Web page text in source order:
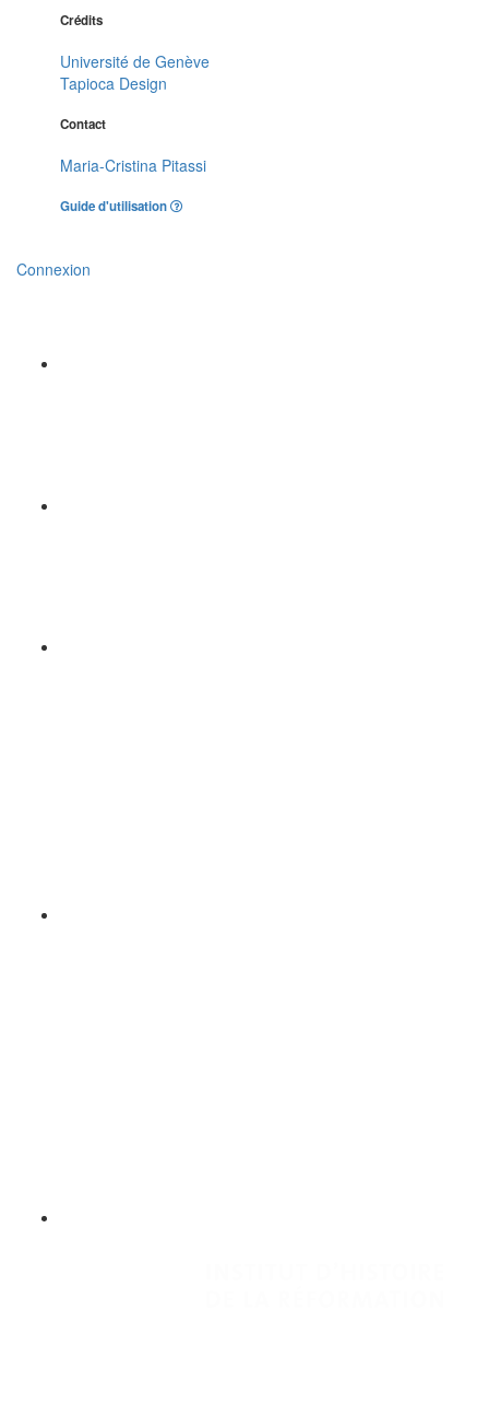
Crédits
Université de Genève
Tapioca Design
Contact
Maria-Cristina Pitassi
Guide d'utilisation
Connexion